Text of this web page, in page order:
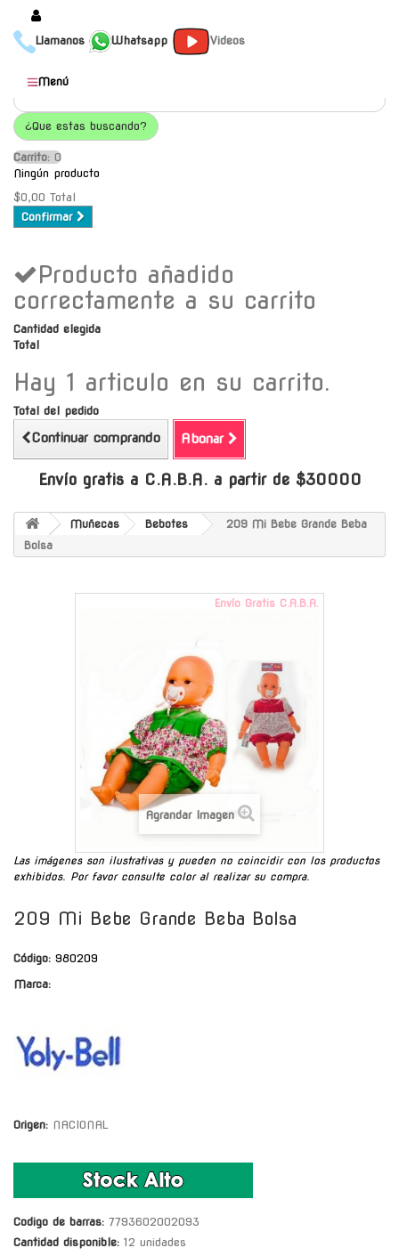
Llamanos Whatsapp Videos
Productos
Populares
Categorías
Marcas
Mayoristas
Contacto
Envío gratis a C.A.B.A. a
partir de $30000
Menú
¿Que estas buscando?
Carrito: O
Ningún producto
$0,00 Total
Confirmar
Producto añadido
correctamente a su carrito
Cantidad elegida
Total
Hay 1 articulo en su carrito.
Total del pedido
Continuar comprando Abonar
Envío gratis a C.A.B.A. a partir de $30000
Muñecas Bebotes
209 Mi Bebe Grande Beba
Bolsa
Envío Gratis C.A.B.A.
Agrandar Imagen
Las imágenes son ilustrativas y pueden no coincidir con los productos
exhibidos. Por favor consulte color al realizar su compra.
209 Mi Bebe Grande Beba Bolsa
Código: 980209
Marca:
Origen: NACIONAL
Codigo de barras: 7793602002093
Cantidad disponible: 12 unidades